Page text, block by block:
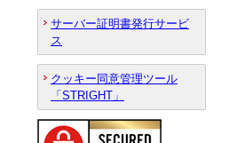
サーバー証明書発行サービ
ス
クッキー同意管理ツール
「STRIGHT」